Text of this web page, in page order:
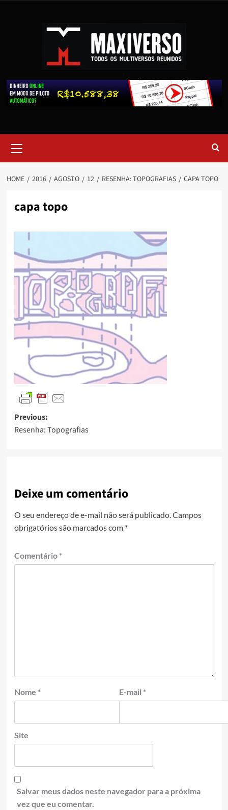
HOME 2016 AGOSTO 12 RESENHA: TOPOGRAFIAS CAPA TOPO
capa topo
Previous:
Resenha: Topografias
Deixe um comentário
O seu endereço de e-mail não será publicado. Campos
obrigatórios são marcados com *
Comentário *
Nome * E-mail *
Site
Salvar meus dados neste navegador para a próxima
vez que eu comentar.